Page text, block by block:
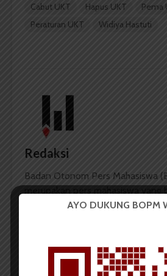
Cabut UKT Hapus UKT
Pema
Peraturan UKT
Widiya Hastuti
Redaksi
Badan Otonom Pers Mahasiswa
kampus dan dikelola secara
LIHAT SEMUA ARTIKEL
AYO DUKUNG BOPM